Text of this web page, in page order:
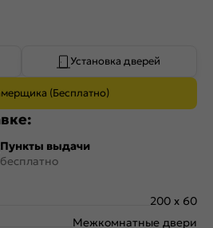
Установка дверей
(Бесплатно)
Пункты выдачи
бесплатно
200 x 60
Межкомнатные двери